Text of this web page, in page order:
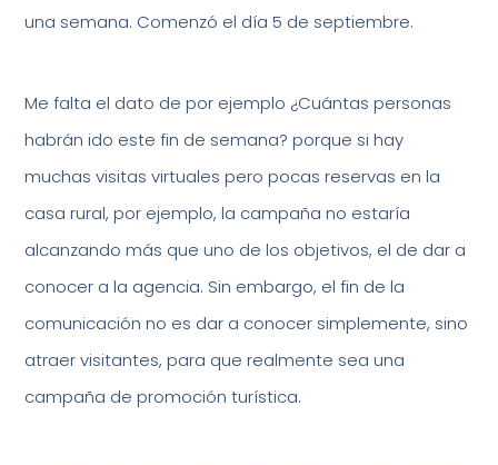
una semana. Comenzó el día 5 de septiembre.
Me falta el dato de por ejemplo ¿Cuántas personas
habrán ido este fin de semana? porque si hay
muchas visitas virtuales pero pocas reservas en la
casa rural, por ejemplo, la campaña no estaría
alcanzando más que uno de los objetivos, el de dar a
conocer a la agencia. Sin embargo, el fin de la
comunicación no es dar a conocer simplemente, sino
atraer visitantes, para que realmente sea una
campaña de promoción turística.